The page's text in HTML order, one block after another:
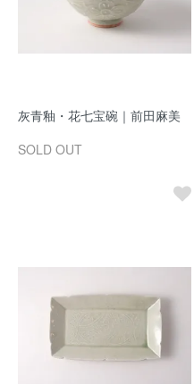
灰青釉・花七宝碗｜前田麻美
SOLD OUT